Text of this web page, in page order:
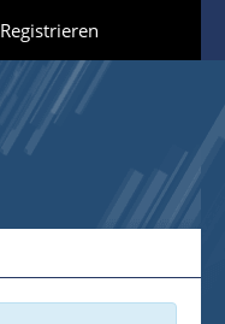
Registrieren